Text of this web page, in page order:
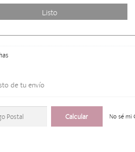
de tu envío
No sé mi